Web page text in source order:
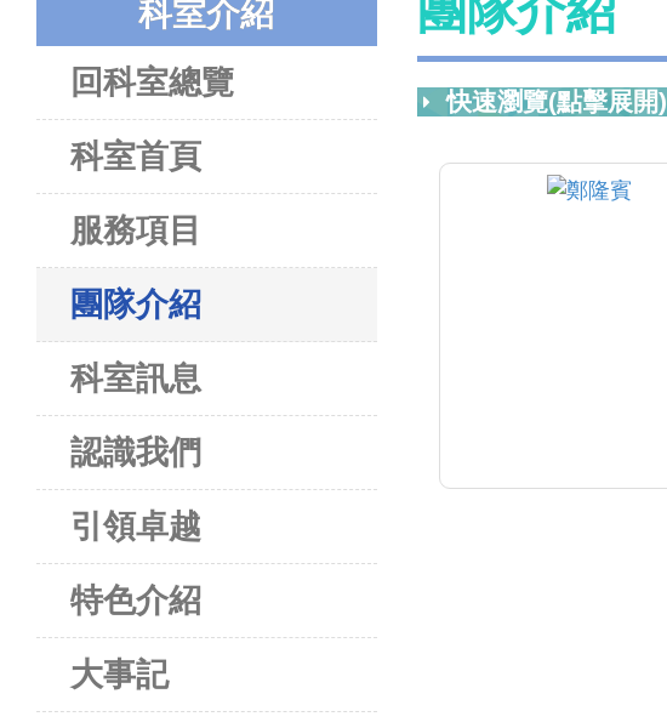
科室介紹
回科室總覽
科室首頁
服務項目
團隊介紹
科室訊息
認識我們
引領卓越
特色介紹
大事記
快速瀏覽(點擊展開)